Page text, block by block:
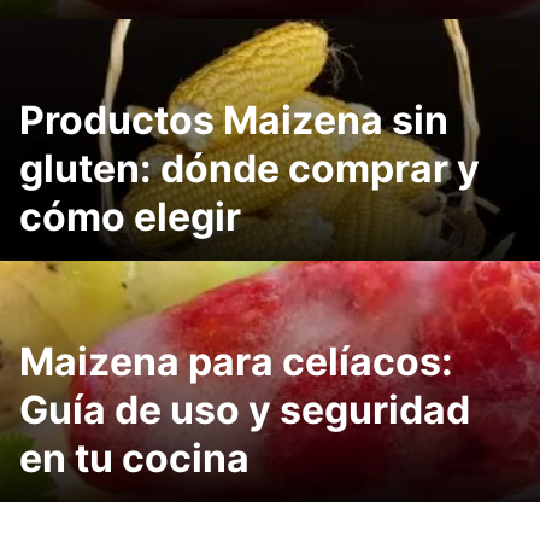
Productos Maizena sin
gluten: dónde comprar y
cómo elegir
Maizena para celíacos:
Guía de uso y seguridad
en tu cocina